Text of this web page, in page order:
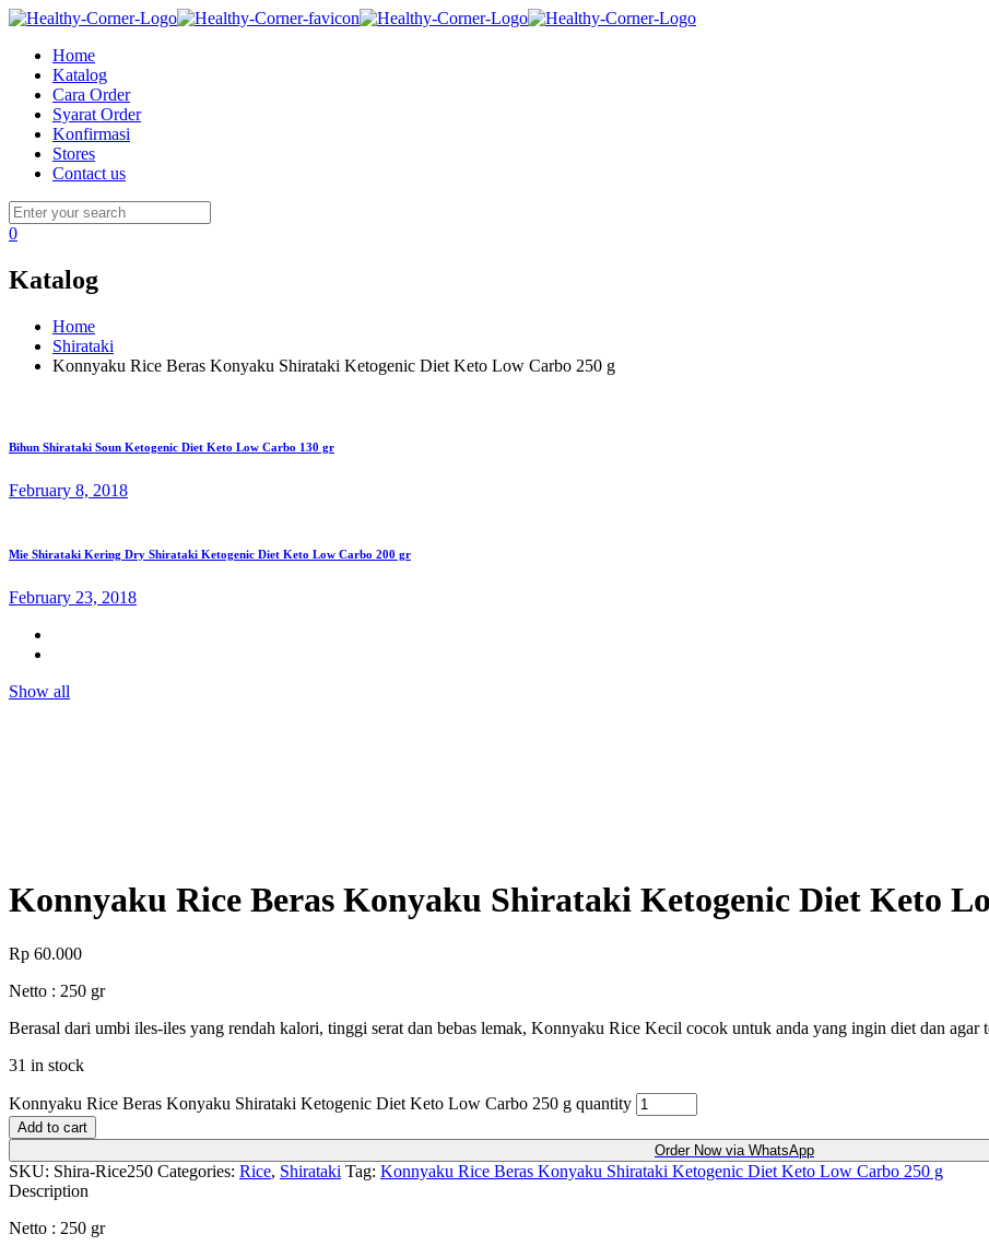
Home
Katalog
Cara Order
Syarat Order
Konfirmasi
Stores
Contact us
0
Katalog
Home
Shirataki
Konnyaku Rice Beras Konyaku Shirataki Ketogenic Diet Keto Low Carbo 250 g
Bihun Shirataki Soun Ketogenic Diet Keto Low Carbo 130 gr
February 8, 2018
Mie Shirataki Kering Dry Shirataki Ketogenic Diet Keto Low Carbo 200 gr
February 23, 2018
Show all
Konnyaku Rice Beras Konyaku Shirataki Ketogenic Diet Keto
Rp 60.000
Netto : 250 gr
Berasal dari umbi iles-iles yang rendah kalori, tinggi serat dan bebas lemak, Konnyaku Rice Kecil cocok untuk anda yang ingin diet dan agar
31 in stock
Konnyaku Rice Beras Konyaku Shirataki Ketogenic Diet Keto Low Carbo 250 g quantity
Add to cart
Order Now via WhatsApp
SKU: Shira-Rice250 Categories: Rice, Shirataki Tag: Konnyaku Rice Beras Konyaku Shirataki Ketogenic Diet Keto Low Carbo 250 g
Description
Netto : 250 gr